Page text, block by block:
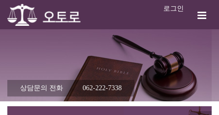
로그인
상담문의 전화 062-222-7338